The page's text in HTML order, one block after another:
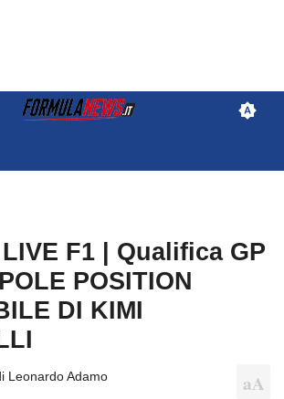
F1 | Qualifica GP
POSITION
DI KIMI
Leonardo Adamo